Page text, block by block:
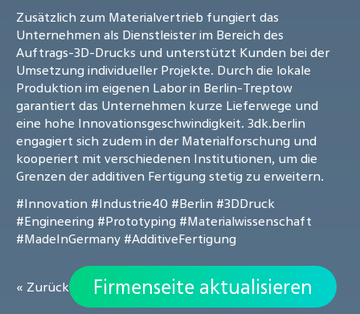
Zusätzlich zum Materialvertrieb fungiert das
Unternehmen als Dienstleister im Bereich des
Auftrags-3D-Drucks und unterstützt Kunden bei der
Umsetzung individueller Projekte. Durch die lokale
Produktion im eigenen Labor in Berlin-Treptow
garantiert das Unternehmen kurze Lieferwege und
eine hohe Innovationsgeschwindigkeit. 3dk.berlin
engagiert sich zudem in der Materialforschung und
kooperiert mit verschiedenen Institutionen, um die
Grenzen der additiven Fertigung stetig zu erweitern.
#Innovation #Industrie40 #Berlin #3DDruck
#Engineering #Prototyping #Materialwissenschaft
#MadeInGermany #AdditiveFertigung
« Zurück Firmenseite aktualisieren